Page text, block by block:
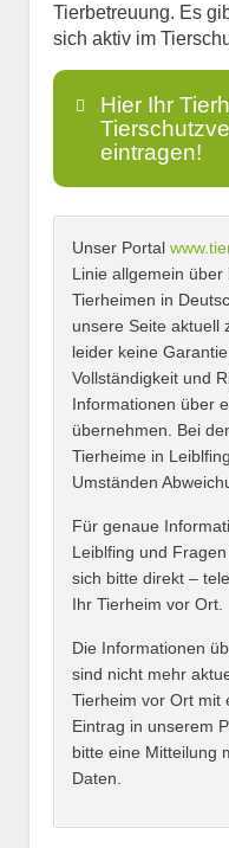
Tierbetreuung. Es
sich aktiv im
Hier Ihr
eintragen!
Name
E-Mail
Name
Unser Portal
Linie allgemein
Tierheimen in
unsere Seite aktuell
leider keine
Vollständigkeit und
Informationen über
übernehmen. Bei
Tierheime in
Umständen
Für genaue
Leiblfing und
sich bitte direkt –
Ihr Tierheim vor Ort.
Die Informationen
sind nicht mehr
Tierheim vor Ort mit
Eintrag in unserem
bitte eine Mitteilung
Daten.